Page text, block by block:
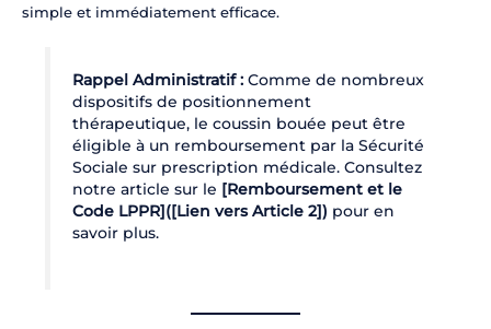
simple et immédiatement efficace.
Rappel Administratif :Comme de nombreux
dispositifs de positionnement
thérapeutique, le coussin bouée peut être
éligible à un remboursement par la Sécurité
Sociale sur prescription médicale. Consultez
notre article sur le [Remboursement et le
Code LPPR]([Lien vers Article 2]) pour en
savoir plus.